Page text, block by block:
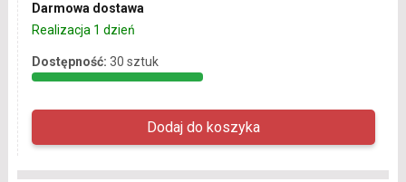
Darmowa dostawa
Realizacja 1 dzień
Dostępność: 30 sztuk